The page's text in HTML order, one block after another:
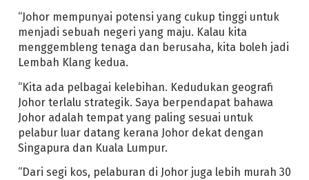
“Johor mempunyai potensi yang cukup tinggi untuk
menjadi sebuah negeri yang maju. Kalau kita
menggembleng tenaga dan berusaha, kita boleh jadi
Lembah Klang kedua.
“Kita ada pelbagai kelebihan. Kedudukan geografi
Johor terlalu strategik. Saya berpendapat bahawa
Johor adalah tempat yang paling sesuai untuk
pelabur luar datang kerana Johor dekat dengan
Singapura dan Kuala Lumpur.
“Dari segi kos, pelaburan di Johor juga lebih murah 30